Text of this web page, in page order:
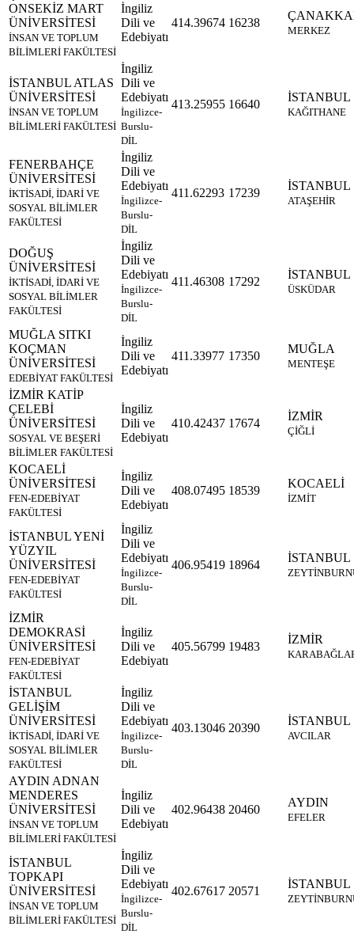
ONSEKİZ MART
ÜNİVERSİTESİ
İNSAN VE TOPLUM
BİLİMLERİ FAKÜLTESİ
İngiliz
Dili ve
Edebiyatı
414.39674 16238
MERKEZ
İSTANBUL ATLAS
ÜNİVERSİTESİ
İNSAN VE TOPLUM
BİLİMLERİ FAKÜLTESİ
İngiliz
Dili ve
Edebiyatı
İngilizce-
Burslu-
DİL
413.25955 16640
İSTANBUL
KAĞITHANE
FENERBAHÇE
ÜNİVERSİTESİ
İKTİSADİ, İDARİ VE
SOSYAL BİLİMLER
FAKÜLTESİ
İngiliz
Dili ve
Edebiyatı
İngilizce-
Burslu-
DİL
411.62293 17239
İSTANBUL
ATAŞEHİR
DOĞUŞ
ÜNİVERSİTESİ
İKTİSADİ, İDARİ VE
SOSYAL BİLİMLER
FAKÜLTESİ
İngiliz
Dili ve
Edebiyatı
İngilizce-
Burslu-
DİL
411.46308 17292
İSTANBUL
ÜSKÜDAR
MUĞLA SITKI
KOÇMAN
ÜNİVERSİTESİ
EDEBİYAT FAKÜLTESİ
İngiliz
Dili ve
Edebiyatı
411.33977 17350
MUĞLA
MENTEŞE
İZMİR KATİP
ÇELEBİ
ÜNİVERSİTESİ
SOSYAL VE BEŞERİ
BİLİMLER FAKÜLTESİ
İngiliz
Dili ve
Edebiyatı
410.42437 17674
İZMİR
ÇİĞLİ
KOCAELİ
ÜNİVERSİTESİ
FEN-EDEBİYAT
FAKÜLTESİ
İngiliz
Dili ve
Edebiyatı
408.07495 18539
KOCAELİ
İZMİT
İSTANBUL YENİ
YÜZYIL
ÜNİVERSİTESİ
FEN-EDEBİYAT
FAKÜLTESİ
İngiliz
Dili ve
Edebiyatı
İngilizce-
Burslu-
DİL
406.95419 18964
İSTANBUL
İZMİR
DEMOKRASİ
ÜNİVERSİTESİ
FEN-EDEBİYAT
FAKÜLTESİ
İngiliz
Dili ve
Edebiyatı
405.56799 19483
İZMİR
İSTANBUL
GELİŞİM
ÜNİVERSİTESİ
İKTİSADİ, İDARİ VE
SOSYAL BİLİMLER
FAKÜLTESİ
İngiliz
Dili ve
Edebiyatı
İngilizce-
Burslu-
DİL
403.13046 20390
İSTANBUL
AVCILAR
AYDIN ADNAN
MENDERES
ÜNİVERSİTESİ
İNSAN VE TOPLUM
BİLİMLERİ FAKÜLTESİ
İngiliz
Dili ve
Edebiyatı
402.96438 20460
AYDIN
EFELER
İSTANBUL
TOPKAPI
ÜNİVERSİTESİ
İNSAN VE TOPLUM
BİLİMLERİ FAKÜLTESİ
İngiliz
Dili ve
Edebiyatı
İngilizce-
Burslu-
DİL
402.67617 20571
İSTANBUL